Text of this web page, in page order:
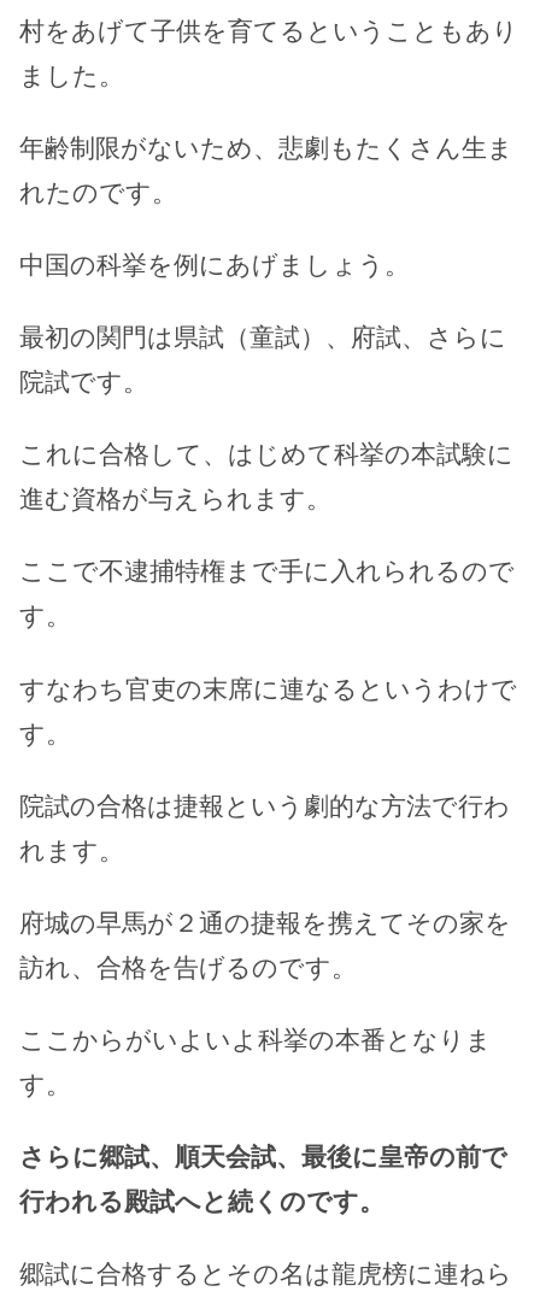
村をあげて子供を育てるということもあり
ました。
年齢制限がないため、悲劇もたくさん生ま
れたのです。
中国の科挙を例にあげましょう。
最初の関門は県試（童試）、府試、さらに
院試です。
これに合格して、はじめて科挙の本試験に
進む資格が与えられます。
ここで不逮捕特権まで手に入れられるので
す。
すなわち官吏の末席に連なるというわけで
す。
院試の合格は捷報という劇的な方法で行わ
れます。
府城の早馬が２通の捷報を携えてその家を
訪れ、合格を告げるのです。
ここからがいよいよ科挙の本番となりま
す。
さらに郷試、順天会試、最後に皇帝の前で
行われる殿試へと続くのです。
郷試に合格するとその名は龍虎榜に連ねら